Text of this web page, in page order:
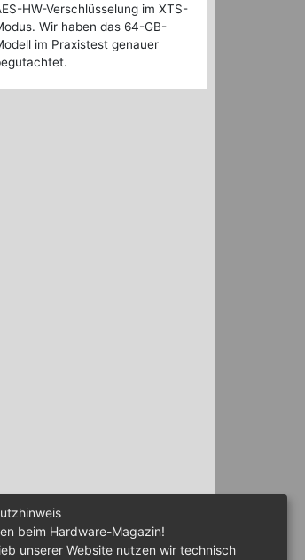
HW-Verschlüsselung im XTS-
Wir haben das 64-GB-
im Praxistest genauer
beim Hardware-Magazin!
unserer Website nutzen wir technisch